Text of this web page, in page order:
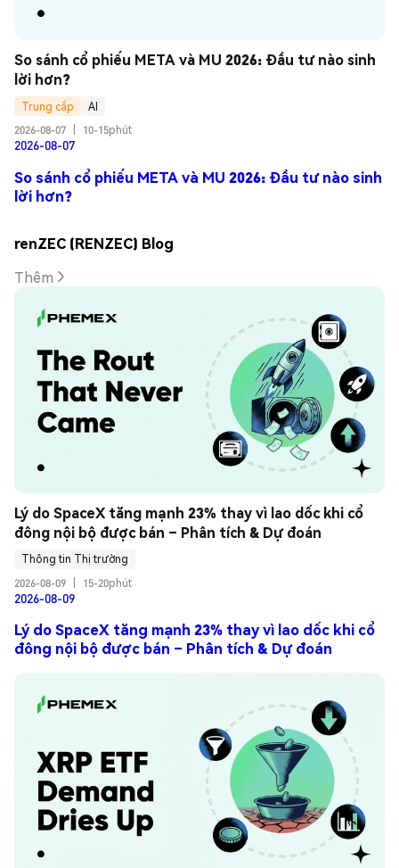
So sánh cổ phiếu META và MU 2026: Đầu tư nào sinh
lời hơn?
Trung cấp
AI
2026-08-07
10-15phút
2026-08-07
So sánh cổ phiếu META và MU 2026: Đầu tư nào sinh
lời hơn?
renZEC (RENZEC) Blog
Thêm
Lý do SpaceX tăng mạnh 23% thay vì lao dốc khi cổ
đông nội bộ được bán – Phân tích & Dự đoán
Thông tin Thị trường
2026-08-09
15-20phút
2026-08-09
Lý do SpaceX tăng mạnh 23% thay vì lao dốc khi cổ
đông nội bộ được bán – Phân tích & Dự đoán